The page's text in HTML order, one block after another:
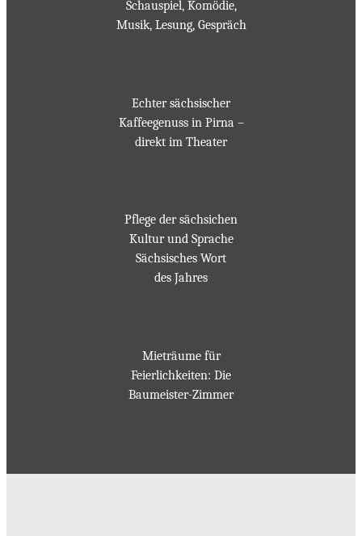
Schauspiel, Komödie,
Musik, Lesung, Gespräch
Echter sächsischer
Kaffeegenuss in Pirna –
direkt im Theater
Pflege der sächsichen
Kultur und Sprache
Sächsisches Wort
des Jahres
Mieträume für
Feierlichkeiten: Die
Baumeister-Zimmer